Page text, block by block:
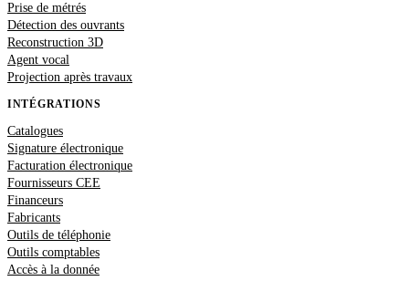
Prise de métrés
Détection des ouvrants
Reconstruction 3D
Agent vocal
Projection après travaux
INTÉGRATIONS
Catalogues
Signature électronique
Facturation électronique
Fournisseurs CEE
Financeurs
Fabricants
Outils de téléphonie
Outils comptables
Accès à la donnée